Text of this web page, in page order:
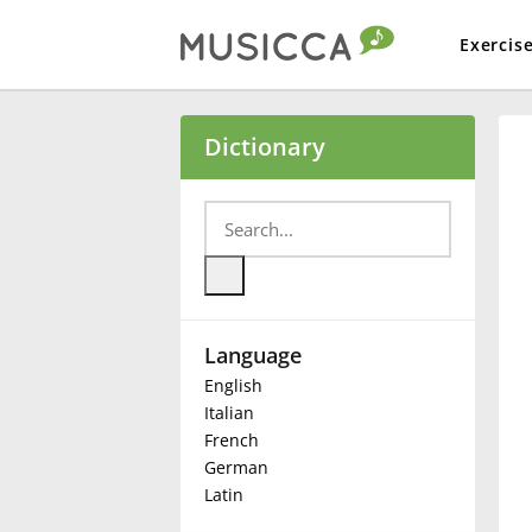
Български
Deutsch
Dictionary
Language
English
Italian
French
German
Latin